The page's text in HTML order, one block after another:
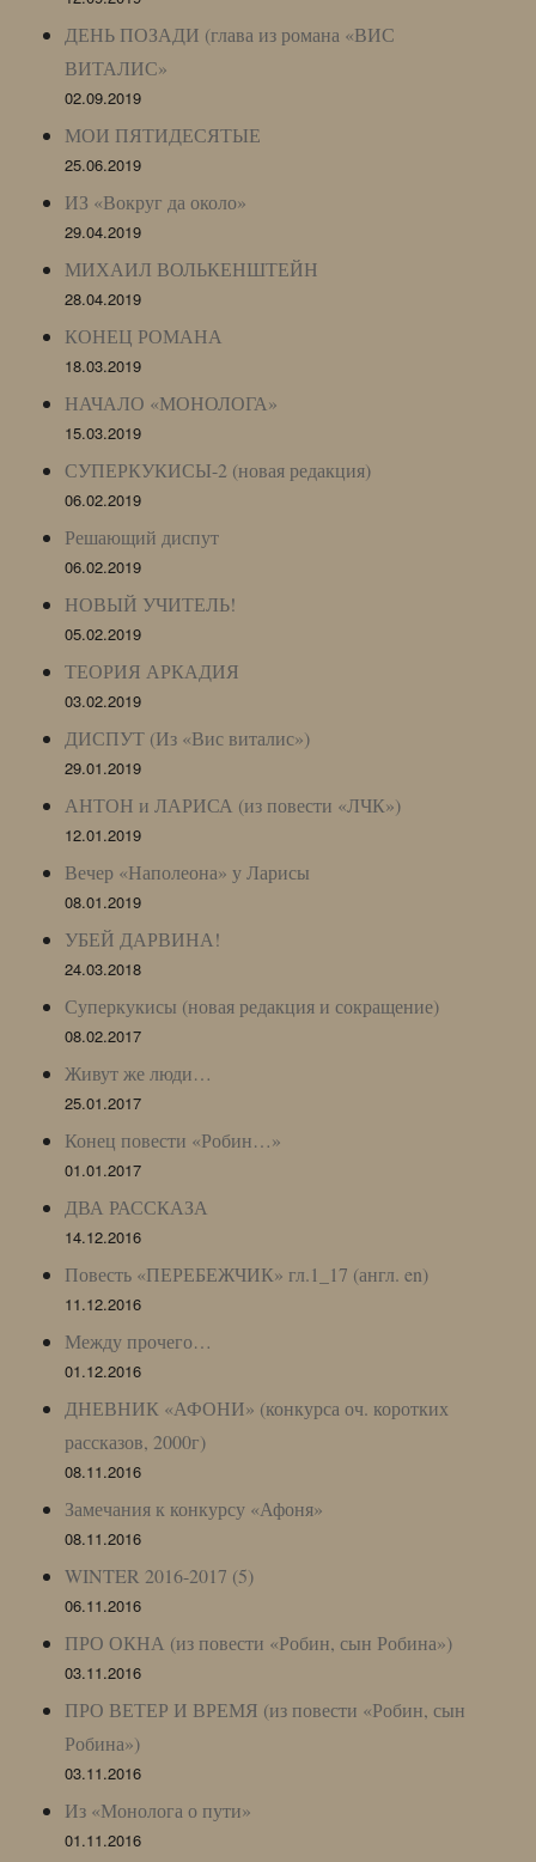
ДЕНЬ ПОЗАДИ (глава из романа «ВИС
ВИТАЛИС»
02.09.2019
МОИ ПЯТИДЕСЯТЫЕ
25.06.2019
ИЗ «Вокруг да около»
29.04.2019
МИХАИЛ ВОЛЬКЕНШТЕЙН
28.04.2019
КОНЕЦ РОМАНА
18.03.2019
НАЧАЛО «МОНОЛОГА»
15.03.2019
СУПЕРКУКИСЫ-2 (новая редакция)
06.02.2019
Решающий диспут
06.02.2019
НОВЫЙ УЧИТЕЛЬ!
05.02.2019
ТЕОРИЯ АРКАДИЯ
03.02.2019
ДИСПУТ (Из «Вис виталис»)
29.01.2019
АНТОН и ЛАРИСА (из повести «ЛЧК»)
12.01.2019
Вечер «Наполеона» у Ларисы
08.01.2019
УБЕЙ ДАРВИНА!
24.03.2018
Суперкукисы (новая редакция и сокращение)
08.02.2017
Живут же люди…
25.01.2017
Конец повести «Робин…»
01.01.2017
ДВА РАССКАЗА
14.12.2016
Повесть «ПЕРЕБЕЖЧИК» гл.1_17 (англ. en)
11.12.2016
Между прочего…
01.12.2016
ДНЕВНИК «АФОНИ» (конкурса оч. коротких
рассказов, 2000г)
08.11.2016
Замечания к конкурсу «Афоня»
08.11.2016
WINTER 2016-2017 (5)
06.11.2016
ПРО ОКНА (из повести «Робин, сын Робина»)
03.11.2016
ПРО ВЕТЕР И ВРЕМЯ (из повести «Робин, сын
Робина»)
03.11.2016
Из «Монолога о пути»
01.11.2016